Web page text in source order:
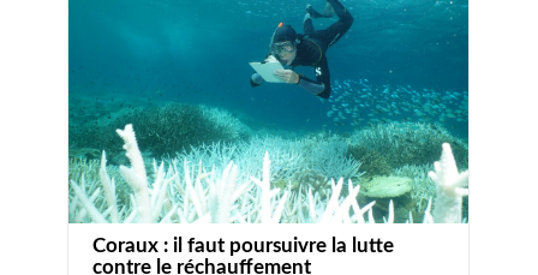
Coraux : il faut poursuivre la lutte
contre le réchauffement